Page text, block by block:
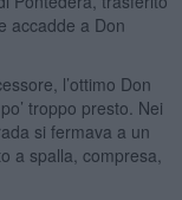
accadde a Don
l’ottimo Don
troppo presto. Nei
si fermava a un
a spalla, compresa,